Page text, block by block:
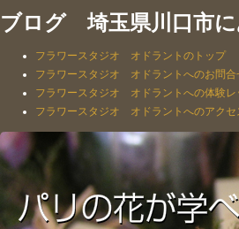
ブログ 埼玉県川口市
フラワースタジオ オドラントのトップ
フラワースタジオ オドラントへのお問合
フラワースタジオ オドラントへの体験レ
フラワースタジオ オドラントへのアクセ